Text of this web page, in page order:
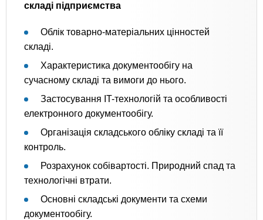
складі підприємства
Облік товарно-матеріальних цінностей
складі.
Характеристика документообігу на
сучасному складі та вимоги до нього.
Застосування IT-технологій та особливості
електронного документообігу.
Організація складського обліку складі та її
контроль.
Розрахунок собівартості. Природний спад та
технологічні втрати.
Основні складські документи та схеми
документообігу.